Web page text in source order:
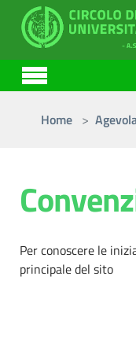
Skip to main content
Home
Per conoscere le
principale del sito